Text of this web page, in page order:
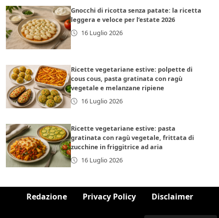
Gnocchi di ricotta senza patate: la ricetta
leggera e veloce per l’estate 2026
16 Luglio 2026
Ricette vegetariane estive: polpette di
cous cous, pasta gratinata con ragù
vegetale e melanzane ripiene
16 Luglio 2026
Ricette vegetariane estive: pasta
gratinata con ragù vegetale, frittata di
zucchine in friggitrice ad aria
16 Luglio 2026
Redazione Privacy Policy Disclaimer